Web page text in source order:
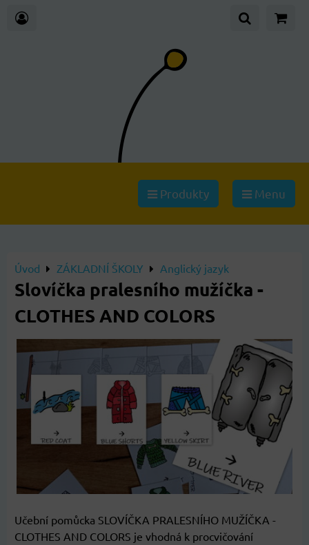
Produkty Menu
Úvod ZÁKLADNÍ ŠKOLY Anglický jazyk
Slovíčka pralesního mužíčka -
CLOTHES AND COLORS
Učební pomůcka SLOVÍČKA PRALESNÍHO MUŽÍČKA -
CLOTHES AND COLORS je vhodná k procvičování